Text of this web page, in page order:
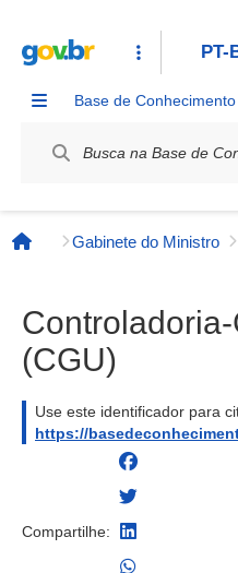
PT-
Base de
Página inicial
Gabinete do Ministro
(CGU)
Use este identificador para
https://
Compartilhe: